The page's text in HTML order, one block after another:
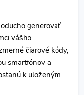
generovať
vášho
čiarové kódy,
smartfónov a
k uloženým